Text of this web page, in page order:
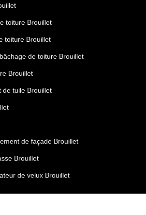
toiture Brouillet
toiture Brouillet
de toiture Brouillet
Brouillet
de tuile Brouillet
de façade Brouillet
Brouillet
de velux Brouillet